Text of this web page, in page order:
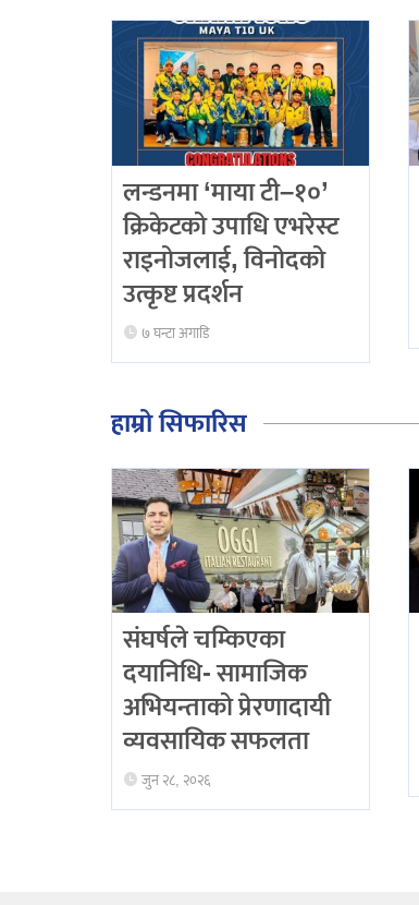
लन्डनमा ‘माया टी–१०’
क्रिकेटको उपाधि एभरेस्ट
राइनोजलाई, विनोदको
उत्कृष्ट प्रदर्शन
७ घन्टा अगाडि
हाम्रो सिफारिस
संघर्षले चम्किएका
दयानिधि- सामाजिक
अभियन्ताको प्रेरणादायी
व्यवसायिक सफलता
जुन २८, २०२६